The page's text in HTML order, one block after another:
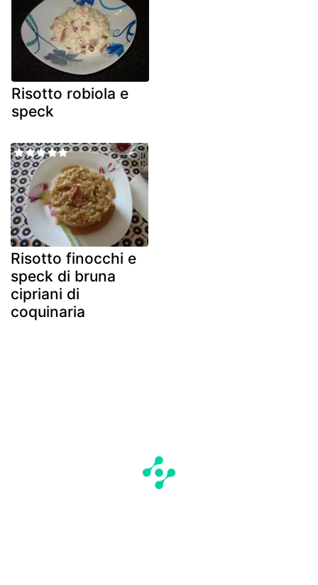
Risotto robiola e
speck
Risotto finocchi e
speck di bruna
cipriani di
coquinaria